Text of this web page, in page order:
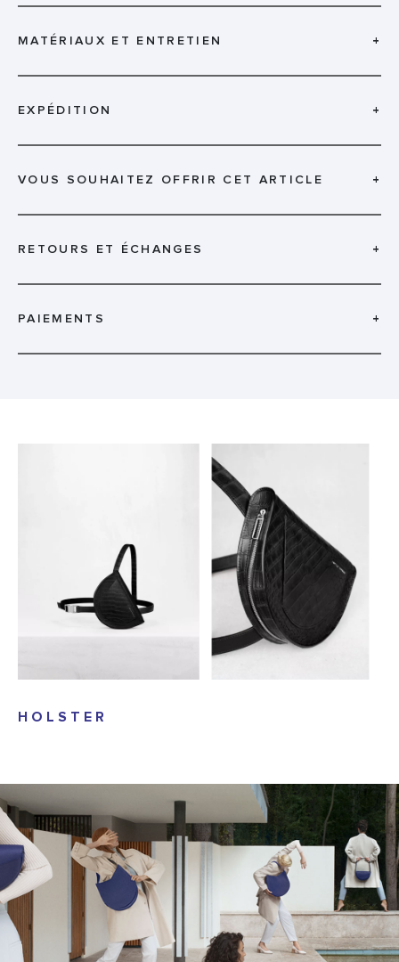
MATÉRIAUX ET ENTRETIEN +
EXPÉDITION +
VOUS SOUHAITEZ OFFRIR CET ARTICLE +
RETOURS ET ÉCHANGES +
PAIEMENTS +
HOLSTER